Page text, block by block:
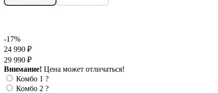
-17%
24 990 ₽
29 990 ₽
Внимание! Цена может отличаться!
Комбо 1 ?
Комбо 2 ?